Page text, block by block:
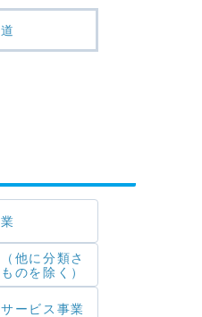
他に分類さ
のを除く）
ービス事業